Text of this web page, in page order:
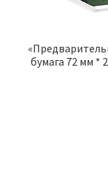
бумага 72 мм *